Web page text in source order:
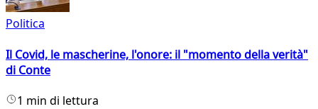
Politica
Il Covid, le mascherine, l'onore: il "momento della verità"
di Conte
1 min di lettura